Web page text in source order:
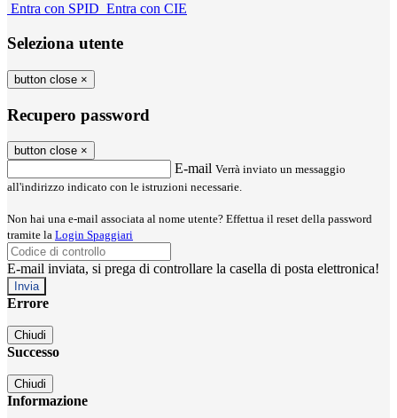
Entra con SPID Entra con CIE
Seleziona utente
button close ×
Recupero password
button close ×
E-mail Verrà inviato un messaggio
all'indirizzo indicato con le istruzioni necessarie.
Non hai una e-mail associata al nome utente? Effettua il reset della password
tramite la Login Spaggiari
E-mail inviata, si prega di controllare la casella di posta elettronica!
Errore
Chiudi
Successo
Chiudi
Informazione